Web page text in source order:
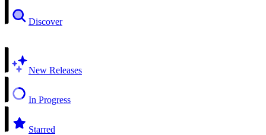
Discover
New Releases
In Progress
Starred